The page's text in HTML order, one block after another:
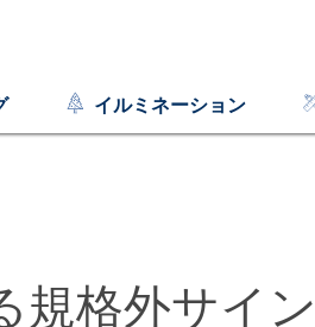
イルミネーション
規格外サイ